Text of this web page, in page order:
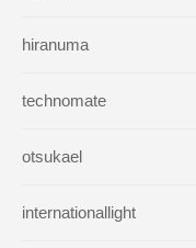
hiranuma
technomate
otsukael
internationallight